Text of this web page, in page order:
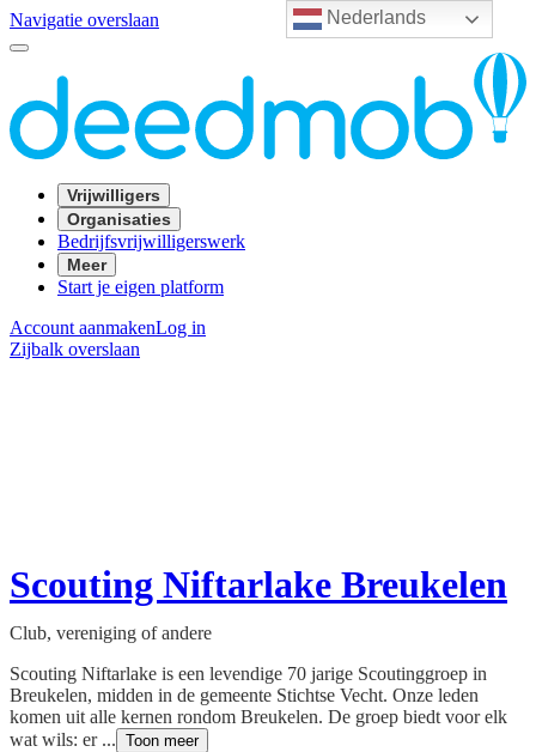
Nederlands
Navigatie overslaan
Vrijwilligers
Organisaties
Bedrijfsvrijwilligerswerk
Meer
Start je eigen platform
Account aanmakenLog in
Zijbalk overslaan
Scouting Niftarlake Breukelen
Club, vereniging of andere
Scouting Niftarlake is een levendige 70 jarige Scoutinggroep in
Breukelen, midden in de gemeente Stichtse Vecht. Onze leden
komen uit alle kernen rondom Breukelen. De groep biedt voor elk
wat wils: er ... Toon meer